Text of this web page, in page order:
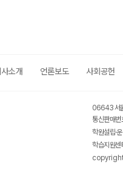
소개 언론보도 사회공헌
06643 서
통신판매
학원설립·
학습지원